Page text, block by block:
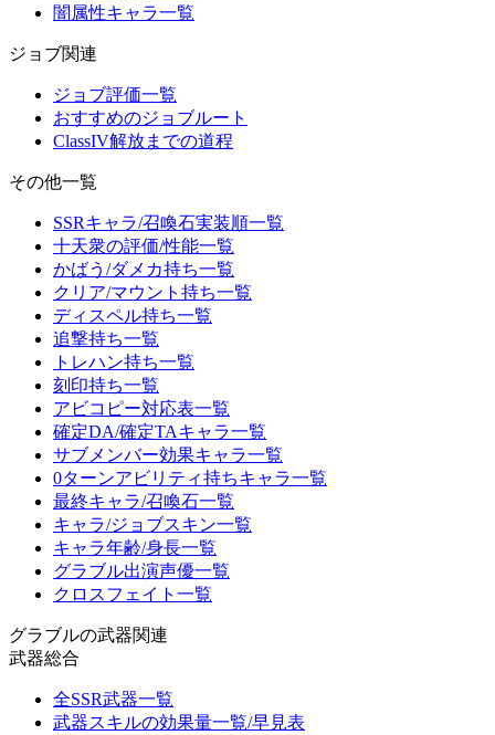
闇属性キャラ一覧
ジョブ関連
ジョブ評価一覧
おすすめのジョブルート
ClassIV解放までの道程
その他一覧
SSRキャラ/召喚石実装順一覧
十天衆の評価/性能一覧
かばう/ダメカ持ち一覧
クリア/マウント持ち一覧
ディスペル持ち一覧
追撃持ち一覧
トレハン持ち一覧
刻印持ち一覧
アビコピー対応表一覧
確定DA/確定TAキャラ一覧
サブメンバー効果キャラ一覧
0ターンアビリティ持ちキャラ一覧
最終キャラ/召喚石一覧
キャラ/ジョブスキン一覧
キャラ年齢/身長一覧
グラブル出演声優一覧
クロスフェイト一覧
グラブルの武器関連
武器総合
全SSR武器一覧
武器スキルの効果量一覧/早見表